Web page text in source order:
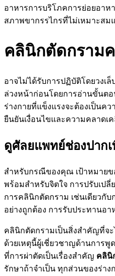
อาหารการบริโภคการย่อยอาห
สภาพขากรรไกรที่ไม่เหมาะส
คลินิกตัดกราม
อาจไม่ได้รับการปฏิบัติโดยวง
ล่วงหน้าก่อนโดยการอ่านขั้นต
ร่างกายที่แข็งแรงจะต้องเป็นค
ยืนยันเงื่อนไขและความคลาด
ดูศัลยแพทย์ช่องปาก
สำหรับกรณีของคุณ เป้าหมายข
พร้อมสำหรับจิตใจ การปรับเป
การคลินิกตัดกราม เช่นเดียวกั
อย่างถูกต้อง การรับประทานอ
คลินิกตัดกรามเป็นสิ่งสำคัญที่จ
ด้วยเหตุนี้ผู้เชี่ยวชาญด้านการพู
ที่การผ่าตัดเป็นเรื่องสำคัญ คลินิ
รักษาถ้าจำเป็น ทุกส่วนของร่